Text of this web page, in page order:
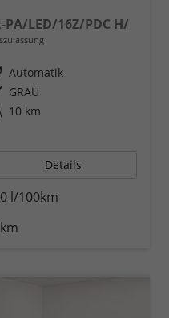
PA/LED/16Z/PDC H/
Automatik
GRAU
10 km
Details
l/100km